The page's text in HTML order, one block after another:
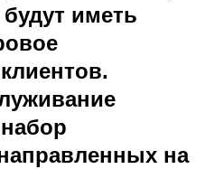
иметь
на